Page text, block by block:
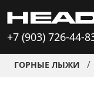
+7 (903) 726-44-
ГОРНЫЕ ЛЫЖИ